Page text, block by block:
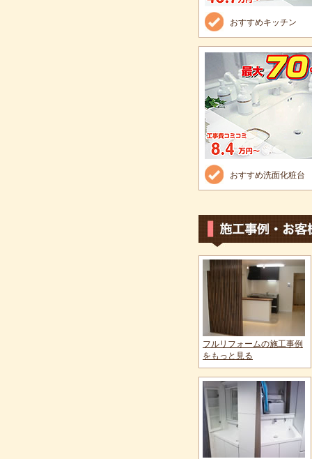
おすすめキッチン
おすすめ洗面化粧台
フルリフォームの施工事例
をもっと見る